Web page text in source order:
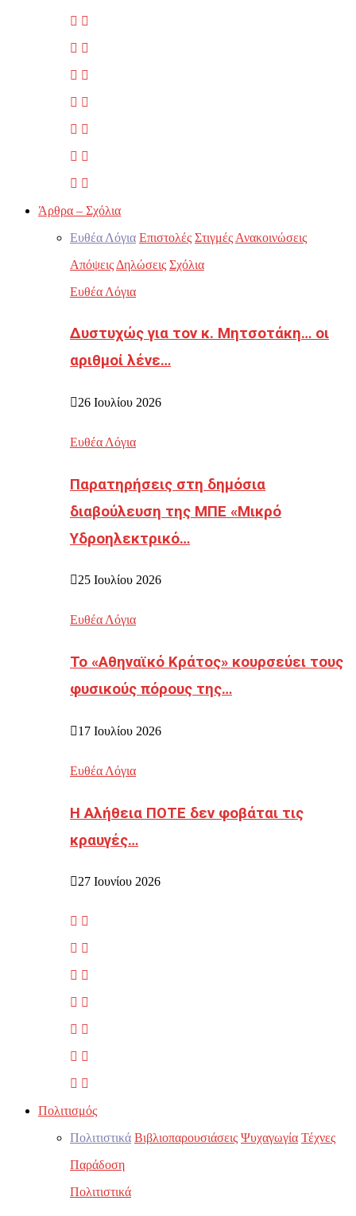
Άρθρα – Σχόλια
Ευθέα Λόγια Επιστολές Στιγμές Ανακοινώσεις
Απόψεις Δηλώσεις Σχόλια
Ευθέα Λόγια
Δυστυχώς για τον κ. Μητσοτάκη… οι
αριθμοί λένε…
26 Ιουλίου 2026
Ευθέα Λόγια
Παρατηρήσεις στη δημόσια
διαβούλευση της ΜΠΕ «Μικρό
Υδροηλεκτρικό…
25 Ιουλίου 2026
Ευθέα Λόγια
Το «Αθηναϊκό Κράτος» κουρσεύει τους
φυσικούς πόρους της…
17 Ιουλίου 2026
Ευθέα Λόγια
Η Αλήθεια ΠΟΤΕ δεν φοβάται τις
κραυγές…
27 Ιουνίου 2026
Πολιτισμός
Πολιτιστικά Βιβλιοπαρουσιάσεις Ψυχαγωγία Τέχνες
Παράδοση
Πολιτιστικά